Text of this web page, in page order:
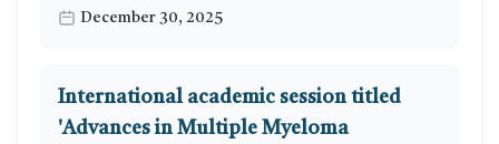
December 30, 2025
International academic session titled
'Advances in Multiple Myeloma